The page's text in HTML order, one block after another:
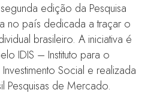
edição da Pesquisa
no país dedicada a traçar o
brasileiro. A iniciativa é
IDIS – Instituto para o
Social e realizada
Pesquisas de Mercado.